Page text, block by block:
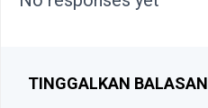
TINGGALKAN BALASAN